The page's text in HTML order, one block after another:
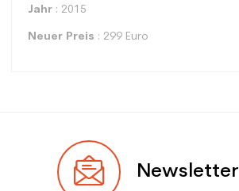
Jahr : 2015
Neuer Preis : 299 Euro
Benutzer Gemischt
Newsletter